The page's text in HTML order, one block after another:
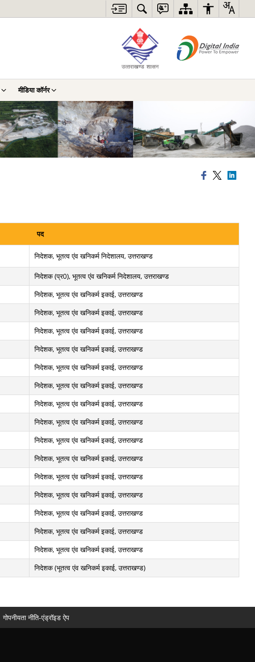
मीडिया कॉर्नर
पद
निदेशक, भूतत्व एंव खनिकर्म निदेशालय, उत्तराखण्ड
निदेशक (प्र0), भूतत्व एंव खनिकर्म निदेशालय, उत्तराखण्ड
निदेशक, भूतत्व एंव खनिकर्म इकाई, उत्तराखण्ड
निदेशक, भूतत्व एंव खनिकर्म इकाई, उत्तराखण्ड
निदेशक, भूतत्व एंव खनिकर्म इकाई, उत्तराखण्ड
निदेशक, भूतत्व एंव खनिकर्म इकाई, उत्तराखण्ड
निदेशक, भूतत्व एंव खनिकर्म इकाई, उत्तराखण्ड
निदेशक, भूतत्व एंव खनिकर्म इकाई, उत्तराखण्ड
निदेशक, भूतत्व एंव खनिकर्म इकाई, उत्तराखण्ड
निदेशक, भूतत्व एंव खनिकर्म इकाई, उत्तराखण्ड
निदेशक, भूतत्व एंव खनिकर्म इकाई, उत्तराखण्ड
निदेशक, भूतत्व एंव खनिकर्म इकाई, उत्तराखण्ड
निदेशक, भूतत्व एंव खनिकर्म इकाई, उत्तराखण्ड
निदेशक, भूतत्व एंव खनिकर्म इकाई, उत्तराखण्ड
निदेशक, भूतत्व एंव खनिकर्म इकाई, उत्तराखण्ड
निदेशक, भूतत्व एंव खनिकर्म इकाई, उत्तराखण्ड
निदेशक, भूतत्व एंव खनिकर्म इकाई, उत्तराखण्ड
निदेशक (भूतत्व एंव खनिकर्म इकाई, उत्तराखण्ड)
गोपनीयता नीति-एंड्रॉइड ऐप